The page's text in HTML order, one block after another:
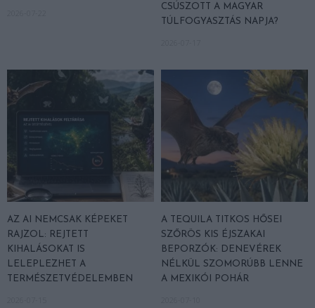
CSÚSZOTT A MAGYAR
TÚLFOGYASZTÁS NAPJA?
AZ AI NEMCSAK KÉPEKET
RAJZOL: REJTETT
KIHALÁSOKAT IS
LELEPLEZHET A
TERMÉSZETVÉDELEMBEN
A TEQUILA TITKOS HŐSEI
SZŐRÖS KIS ÉJSZAKAI
BEPORZÓK: DENEVÉREK
NÉLKÜL SZOMORÚBB LENNE
A MEXIKÓI POHÁR